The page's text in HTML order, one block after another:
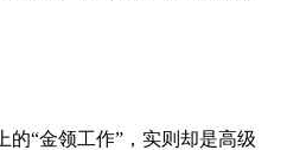
“金领工作”，实则却是高级